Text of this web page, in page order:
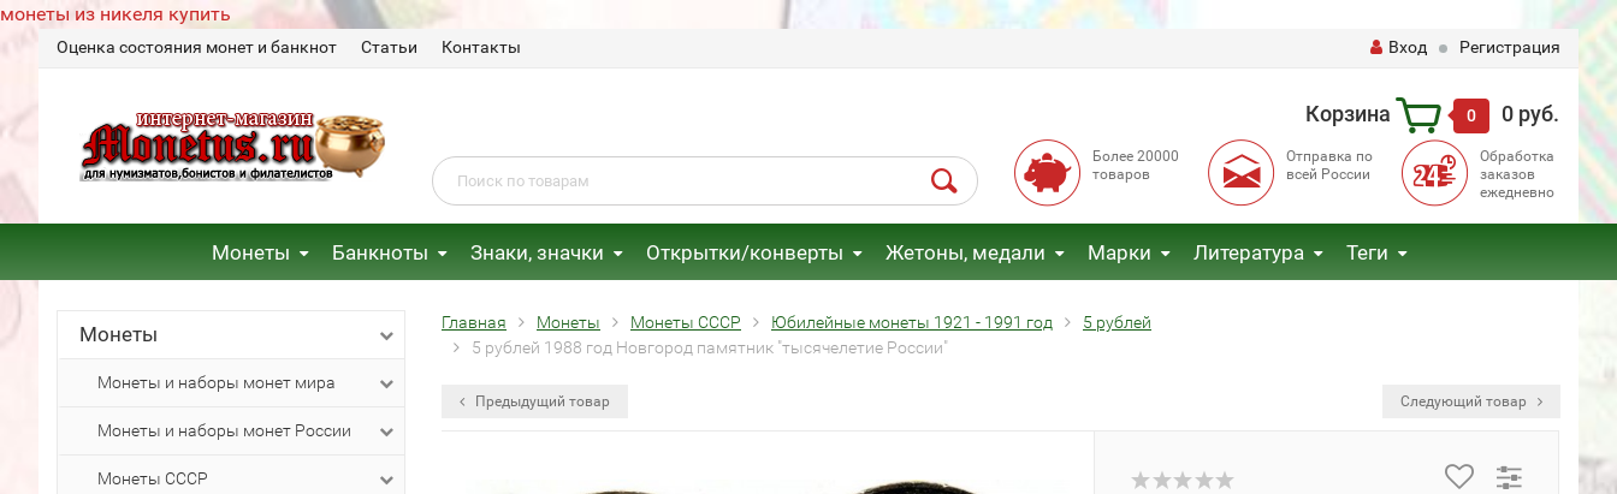
монеты из никеля купить
Оценка состояния монет и банкнот Статьи Контакты Вход Регистрация
Корзина 0 0 руб.
Более 20000
товаров
Отправка по
всей России
Обработка
заказов
ежедневно
Монеты Банкноты Знаки, значки Открытки/конверты Жетоны, медали Марки Литература Теги
Монеты
Монеты и наборы монет мира
Монеты и наборы монет России
Монеты СССР
Главная Монеты Монеты СССР Юбилейные монеты 1921 - 1991 год
5 рублей
5 рублей 1988 год Новгород памятник "тысячелетие России"
Предыдущий товар Следующий товар